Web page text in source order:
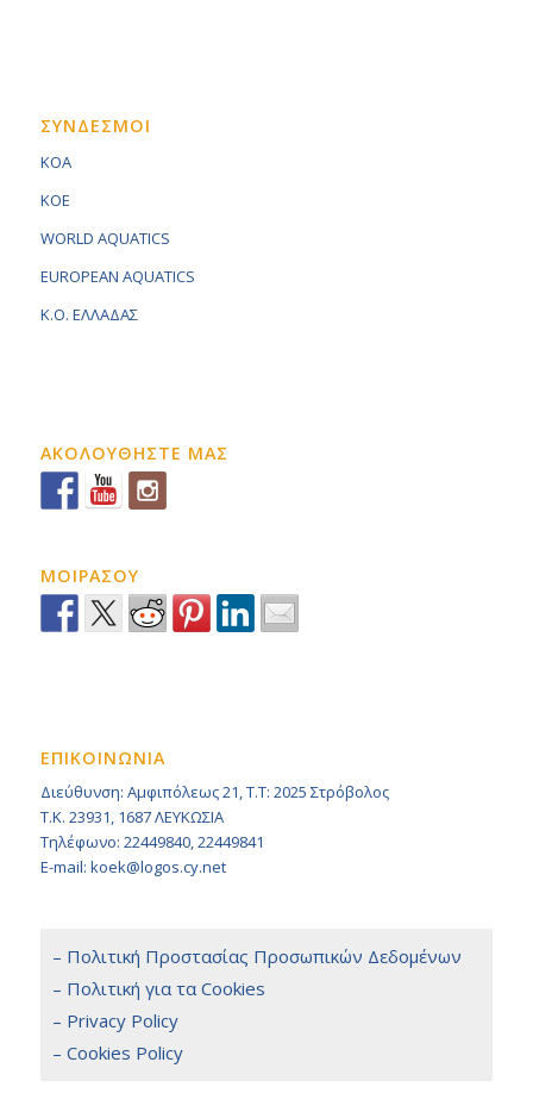
ΣΥΝΔΕΣΜΟΙ
KOA
KOE
WORLD AQUATICS
EUROPEAN AQUATICS
K.O. ΕΛΛΑΔΑΣ
ΑΚΟΛΟΥΘΗΣΤΕ ΜΑΣ
ΜΟΙΡΑΣΟΥ
ΕΠΙΚΟΙΝΩΝΙΑ
Διεύθυνση: Αμφιπόλεως 21, Τ.Τ: 2025 Στρόβολος
Τ.Κ. 23931, 1687 ΛΕΥΚΩΣΙΑ
Τηλέφωνο: 22449840, 22449841
E-mail: koek@logos.cy.net
– Πολιτική Προστασίας Προσωπικών Δεδομένων
– Πολιτική για τα Cookies
– Privacy Policy
– Cookies Policy